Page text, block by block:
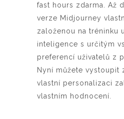
fast hours zdarma. Až
verze Midjourney
založenou na tréninku
inteligence s určitým
preferencí uživatelů z
Nyní můžete vystoupit
vlastní personalizaci
vlastním hodnocení.